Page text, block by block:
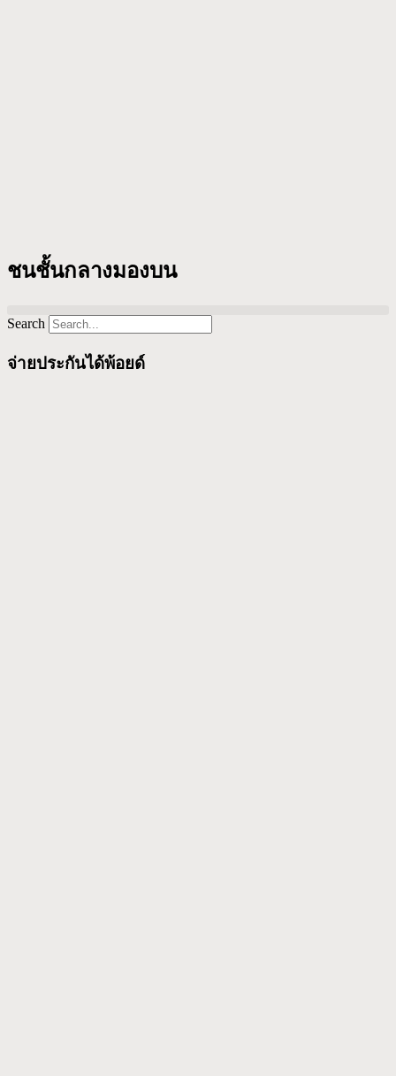
ชนชั้นกลางมองบน
Search
จ่ายประกันได้พ้อยด์